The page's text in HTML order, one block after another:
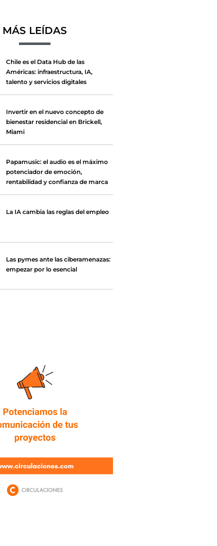
MÁS LEÍDAS
Chile es el Data Hub de las
Américas: infraestructura, IA,
talento y servicios digitales
Invertir en el nuevo concepto de
bienestar residencial en Brickell,
Miami
Papamusic: el audio es el máximo
potenciador de emoción,
rentabilidad y confianza de marca
La IA cambia las reglas del empleo
Las pymes ante las ciberamenazas:
empezar por lo esencial